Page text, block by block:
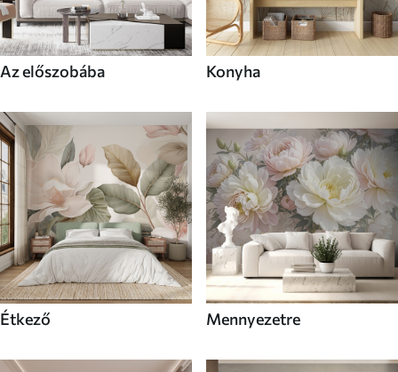
Az előszobába Konyha
Étkező Mennyezetre